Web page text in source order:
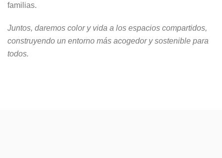
familias.
Juntos, daremos color y vida a los espacios compartidos,
construyendo un entorno más acogedor y sostenible para
todos.